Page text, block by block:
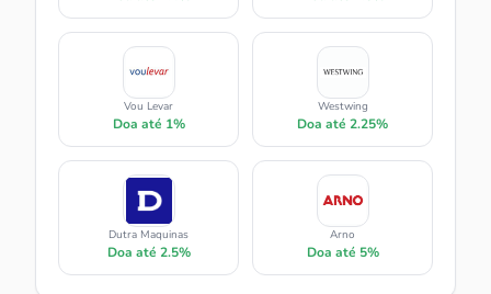
Vou Levar
Doa até 1%
Westwing
Doa até 2.25%
Dutra Maquinas
Doa até 2.5%
Arno
Doa até 5%